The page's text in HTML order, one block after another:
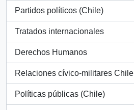
Partidos políticos (Chile)
, 1 resultados
Tratados internacionales
, 1 resultados
Derechos Humanos
, 1 resultados
Relaciones cívico-militares Chile
, 1 resultados
Políticas públicas (Chile)
, 1 resultados